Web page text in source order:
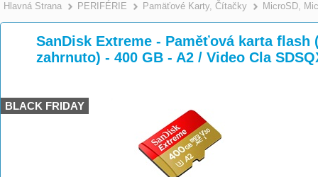
Hlavná Strana >
PERIFÉRIE >
Pamäťové Karty, Čítačky MicroSD,
SanDisk Extreme - Paměťová karta flash
zahrnuto) - 400 GB - A2 / Video Cla
BLACK FRIDAY